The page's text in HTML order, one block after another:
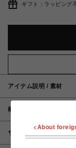
ギフト：ラッピング
アイテム説明 / 素材
概要
サイズ
<About